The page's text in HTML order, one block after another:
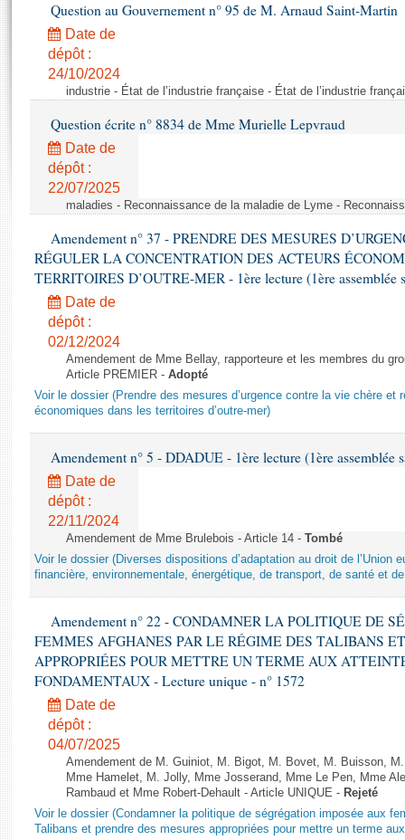
Projets de loi
Propositions de loi
Amendements
Textes adoptés
Rapports d'information
Rapports d'enquête
Rapports législatifs
Dossiers législatifs
Budget et sécurité sociale
Questions écrites et orales
Comptes rendus des débats
Histoire
Juniors
Anciennes législatures
Liens vers les sites publics
Contacts et plan d'accès
Photos libres de droit
Question au Gouvernement n° 95 de M. Arnaud Saint-Martin
Date de
dépôt :
24/10/2024
industrie - État de l’industrie française - État de l’industrie
Question écrite n° 8834 de Mme Murielle Lepvraud
Date de
dépôt :
22/07/2025
maladies - Reconnaissance de la maladie de Lyme -
Amendement n° 37 - PRENDRE DES MESURES
RÉGULER LA CONCENTRATION DES ACTEURS
TERRITOIRES D’OUTRE-MER - 1ère lecture (1ère assemblée
Date de
dépôt :
02/12/2024
Amendement de Mme Bellay, rapporteure et les membres du
Article PREMIER - Adopté
Voir le dossier (Prendre des mesures d’urgence contre la vie chère et
économiques dans les territoires d’outre-mer)
Amendement n° 5 - DDADUE - 1ère lecture (1ère assemblée
Date de
dépôt :
22/11/2024
Amendement de Mme Brulebois - Article 14 - Tombé
Voir le dossier (Diverses dispositions d’adaptation au droit de l’Union
financière, environnementale, énergétique, de transport, de santé et
Amendement n° 22 - CONDAMNER LA POLITIQUE DE
FEMMES AFGHANES PAR LE RÉGIME DES TALIBANS
APPROPRIÉES POUR METTRE UN TERME AUX
FONDAMENTAUX - Lecture unique - n° 1572
Date de
dépôt :
04/07/2025
Amendement de M. Guiniot, M. Bigot, M. Bovet, M. Buisson,
Mme Hamelet, M. Jolly, Mme Josserand, Mme Le Pen, Mme
Rambaud et Mme Robert-Dehault - Article UNIQUE - Rejeté
Voir le dossier (Condamner la politique de ségrégation imposée aux
Talibans et prendre des mesures appropriées pour mettre un terme